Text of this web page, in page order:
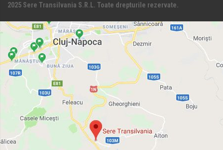
2025 Sere Transilvania S.R.L. Toate drepturile rezervate.